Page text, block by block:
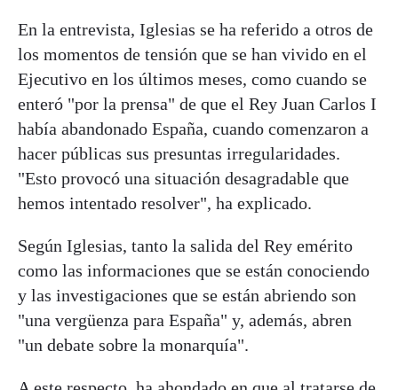
En la entrevista, Iglesias se ha referido a otros de
los momentos de tensión que se han vivido en el
Ejecutivo en los últimos meses, como cuando se
enteró "por la prensa" de que el Rey Juan Carlos I
había abandonado España, cuando comenzaron a
hacer públicas sus presuntas irregularidades.
"Esto provocó una situación desagradable que
hemos intentado resolver", ha explicado.
Según Iglesias, tanto la salida del Rey emérito
como las informaciones que se están conociendo
y las investigaciones que se están abriendo son
"una vergüenza para España" y, además, abren
"un debate sobre la monarquía".